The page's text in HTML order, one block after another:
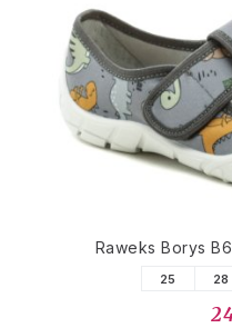
Raweks Borys
25 28